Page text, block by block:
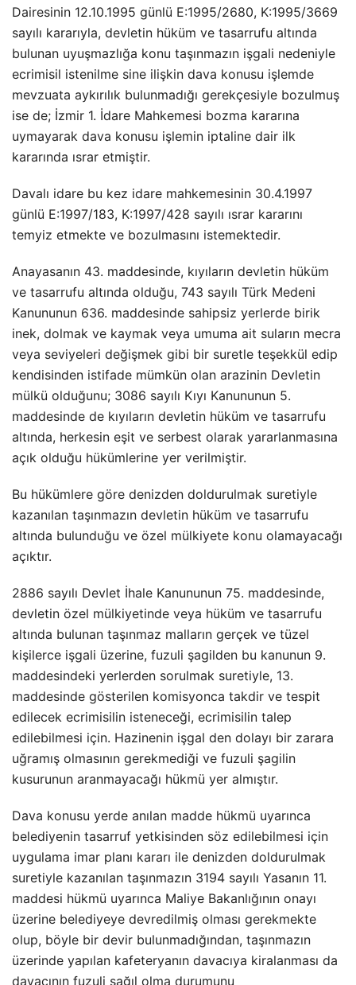
Dairesinin 12.10.1995 günlü E:1995/2680, K:1995/3669
sayılı kararıyla, devletin hüküm ve tasarrufu altında
bulunan uyuşmazlığa konu taşınmazın işgali nedeniyle
ecrimisil istenilme sine ilişkin dava konusu işlemde
mevzuata aykırılık bulunmadığı gerekçesiyle bozulmuş
ise de; İzmir 1. İdare Mahkemesi bozma kararına
uymayarak dava konusu işlemin iptaline dair ilk
kararında ısrar etmiştir.
Davalı idare bu kez idare mahkemesinin 30.4.1997
günlü E:1997/183, K:1997/428 sayılı ısrar kararını
temyiz etmekte ve bozulmasını istemektedir.
Anayasanın 43. maddesinde, kıyıların devletin hüküm
ve tasarrufu altında olduğu, 743 sayılı Türk Medeni
Kanununun 636. maddesinde sahipsiz yerlerde birik
inek, dolmak ve kaymak veya umuma ait suların mecra
veya seviyeleri değişmek gibi bir suretle teşekkül edip
kendisinden istifade mümkün olan arazinin Devletin
mülkü olduğunu; 3086 sayılı Kıyı Kanununun 5.
maddesinde de kıyıların devletin hüküm ve tasarrufu
altında, herkesin eşit ve serbest olarak yararlanmasına
açık olduğu hükümlerine yer verilmiştir.
Bu hükümlere göre denizden doldurulmak suretiyle
kazanılan taşınmazın devletin hüküm ve tasarrufu
altında bulunduğu ve özel mülkiyete konu olamayacağı
açıktır.
2886 sayılı Devlet İhale Kanununun 75. maddesinde,
devletin özel mülkiyetinde veya hüküm ve tasarrufu
altında bulunan taşınmaz malların gerçek ve tüzel
kişilerce işgali üzerine, fuzuli şagilden bu kanunun 9.
maddesindeki yerlerden sorulmak suretiyle, 13.
maddesinde gösterilen komisyonca takdir ve tespit
edilecek ecrimisilin isteneceği, ecrimisilin talep
edilebilmesi için. Hazinenin işgal den dolayı bir zarara
uğramış olmasının gerekmediği ve fuzuli şagilin
kusurunun aranmayacağı hükmü yer almıştır.
Dava konusu yerde anılan madde hükmü uyarınca
belediyenin tasarruf yetkisinden söz edilebilmesi için
uygulama imar planı kararı ile denizden doldurulmak
suretiyle kazanılan taşınmazın 3194 sayılı Yasanın 11.
maddesi hükmü uyarınca Maliye Bakanlığının onayı
üzerine belediyeye devredilmiş olması gerekmekte
olup, böyle bir devir bulunmadığından, taşınmazın
üzerinde yapılan kafeteryanın davacıya kiralanması da
davacının fuzuli sağıl olma durumunu